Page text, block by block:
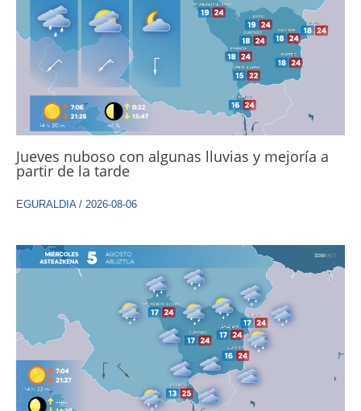
Jueves nuboso con algunas lluvias y mejoría a
partir de la tarde
EGURALDIA/ 2026-08-06